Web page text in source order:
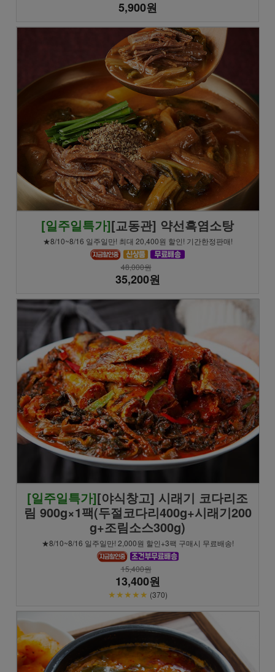
5,900원
[일주일특가][교동관] 약선흑염소탕
★8/10~8/16 일주일만! 최대 20,400원 할인! 기간한정판매!
48,000원
35,200원
[일주일특가][야식창고] 시래기 코다리조
림 900g×1팩(두절코다리400g+시래기200
g+조림소스300g)
★8/10~8/16 일주일만! 2,000원 할인+3팩 구매시 무료배송!
15,400원
13,400원
★★★★★ (370)